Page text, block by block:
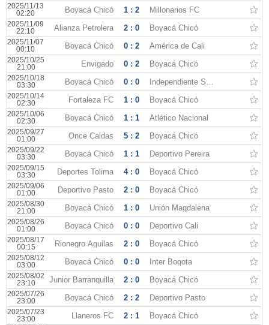
2025/11/13
02:20
Boyacá Chicó 1 : 2 Millonarios FC
2025/11/09
22:10
Alianza Petrolera 2 : 0 Boyacá Chicó
2025/11/07
00:10
Boyacá Chicó 0 : 2 América de Cali
2025/10/25
21:00
Envigado 0 : 2 Boyacá Chicó
2025/10/18
03:30
Boyacá Chicó 0 : 0 Independiente Santa Fe
2025/10/14
02:30
Fortaleza FC 1 : 0 Boyacá Chicó
2025/10/06
02:30
Boyacá Chicó 1 : 1 Atlético Nacional
2025/09/27
01:00
Once Caldas 5 : 2 Boyacá Chicó
2025/09/22
03:30
Boyacá Chicó 1 : 1 Deportivo Pereira
2025/09/15
03:30
Deportes Tolima 4 : 0 Boyacá Chicó
2025/09/06
01:00
Deportivo Pasto 2 : 0 Boyacá Chicó
2025/08/30
21:00
Boyacá Chicó 1 : 0 Unión Magdalena
2025/08/26
01:00
Boyacá Chicó 0 : 0 Deportivo Cali
2025/08/17
00:15
Rionegro Águilas 2 : 0 Boyacá Chicó
2025/08/12
03:00
Boyacá Chicó 0 : 0 Inter Bogota
2025/08/02
23:10
Junior Barranquilla 2 : 0 Boyacá Chicó
2025/07/26
23:00
Boyacá Chicó 2 : 2 Deportivo Pasto
2025/07/23
23:00
Llaneros FC 2 : 1 Boyacá Chicó